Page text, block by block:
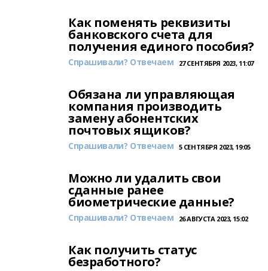
Как поменять реквизиты
банковского счета для
получения единого пособия?
Спрашивали? Отвечаем 27 СЕНТЯБРЯ 2023, 11:07
Обязана ли управляющая
компания производить
замену абонентских
почтовых ящиков?
Спрашивали? Отвечаем 5 СЕНТЯБРЯ 2023, 19:05
Можно ли удалить свои
сданные ранее
биометрические данные?
Спрашивали? Отвечаем 26 АВГУСТА 2023, 15:02
Как получить статус
безработного?